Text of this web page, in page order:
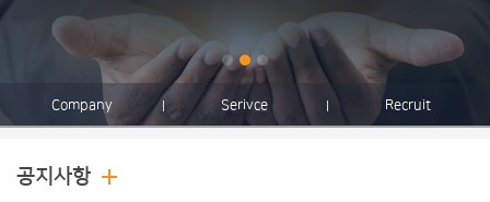
Company Serivce Recruit
공지사항